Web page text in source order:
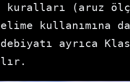
kuralları (aruz
kullanımına
ayrıca